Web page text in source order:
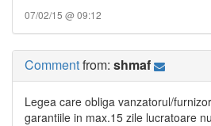
07/02/15 @ 09:12
Commentfrom: shmaf
Legea care obliga vanzatorul/
garantiile in max.15 zile lucratoare